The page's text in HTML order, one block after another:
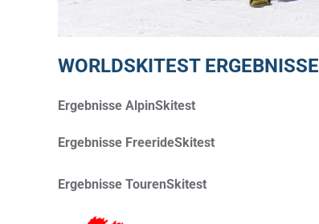
WORLDSKITEST ERGEBNISSE
Ergebnisse AlpinSkitest
Ergebnisse FreerideSkitest
Ergebnisse TourenSkitest